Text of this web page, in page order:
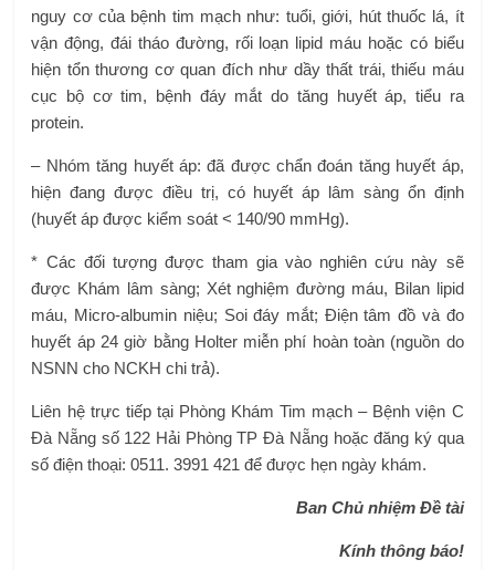
nguy cơ của bệnh tim mạch như: tuổi, giới, hút thuốc lá, ít
vận động, đái tháo đường, rối loạn lipid máu hoặc có biểu
hiện tổn thương cơ quan đích như dầy thất trái, thiếu máu
cục bộ cơ tim, bệnh đáy mắt do tăng huyết áp, tiểu ra
protein.
– Nhóm tăng huyết áp: đã được chẩn đoán tăng huyết áp,
hiện đang được điều trị, có huyết áp lâm sàng ổn định
(huyết áp được kiểm soát < 140/90 mmHg).
* Các đối tượng được tham gia vào nghiên cứu này sẽ
được Khám lâm sàng; Xét nghiệm đường máu, Bilan lipid
máu, Micro-albumin niệu; Soi đáy mắt; Điện tâm đồ và đo
huyết áp 24 giờ bằng Holter miễn phí hoàn toàn (nguồn do
NSNN cho NCKH chi trả).
Liên hệ trực tiếp tại Phòng Khám Tim mạch – Bệnh viện C
Đà Nẵng số 122 Hải Phòng TP Đà Nẵng hoặc đăng ký qua
số điện thoại: 0511. 3991 421 để được hẹn ngày khám.
Ban Chủ nhiệm Đề tài
Kính thông báo!